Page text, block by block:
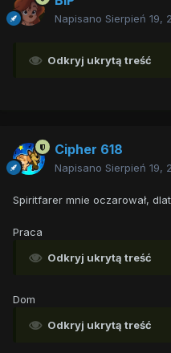
Napisano Sierpień 19,
Odkryj ukrytą treść
Cipher 618
Napisano Sierpień 19,
Spiritfarer mnie oczarował,
Praca
Odkryj ukrytą treść
Dom
Odkryj ukrytą treść